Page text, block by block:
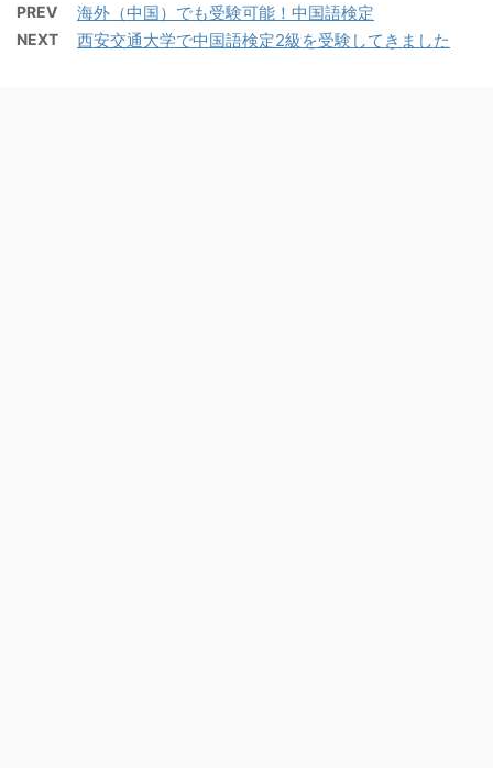
PREV 海外（中国）でも受験可能！中国語検定
NEXT 西安交通大学で中国語検定2級を受験してきました